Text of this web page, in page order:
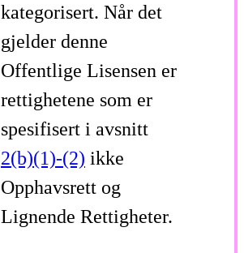
kategorisert. Når det
gjelder denne
Offentlige Lisensen er
rettighetene som er
spesifisert i avsnitt
2(b)(1)-(2) ikke
Opphavsrett og
Lignende Rettigheter.